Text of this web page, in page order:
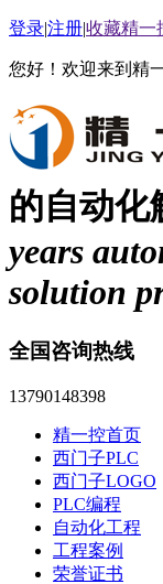
登录|注册|收藏精一
您好！欢迎来到精
的自动化
years
solution
全国咨询热线
13790148398
精一控首页
西门子PLC
西门子LOGO
PLC编程
自动化工程
工程案例
荣誉证书